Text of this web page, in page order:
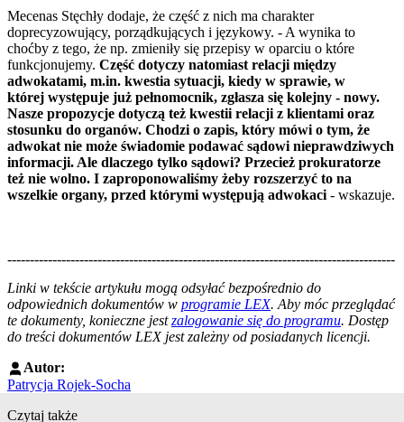
Mecenas Stęchły dodaje, że część z nich ma charakter
doprecyzowujący, porządkujących i językowy. - A wynika to
choćby z tego, że np. zmieniły się przepisy w oparciu o które
funkcjonujemy. Część dotyczy natomiast relacji między
adwokatami, m.in. kwestia sytuacji, kiedy w sprawie, w
której występuje już pełnomocnik, zgłasza się kolejny - nowy.
Nasze propozycje dotyczą też kwestii relacji z klientami oraz
stosunku do organów. Chodzi o zapis, który mówi o tym, że
adwokat nie może świadomie podawać sądowi nieprawdziwych
informacji. Ale dlaczego tylko sądowi? Przecież prokuratorze
też nie wolno. I zaproponowaliśmy żeby rozszerzyć to na
wszelkie organy, przed którymi występują adwokaci - wskazuje.
--------------------------------------------------------------------------------------
Linki w tekście artykułu mogą odsyłać bezpośrednio do
odpowiednich dokumentów w programie LEX. Aby móc przeglądać
te dokumenty, konieczne jestzalogowanie się do programu. Dostęp
do treści dokumentów LEX jest zależny od posiadanych licencji.
Autor:
Patrycja Rojek-Socha
Czytaj także